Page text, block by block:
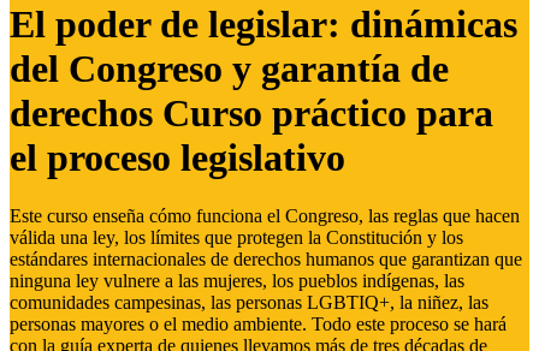
El poder de legislar: dinámicas
del Congreso y garantía de
derechos Curso práctico para
el proceso legislativo
Este curso enseña cómo funciona el Congreso, las reglas que hacen
válida una ley, los límites que protegen la Constitución y los
estándares internacionales de derechos humanos que garantizan que
ninguna ley vulnere a las mujeres, los pueblos indígenas, las
comunidades campesinas, las personas LGBTIQ+, la niñez, las
personas mayores o el medio ambiente. Todo este proceso se hará
con la guía experta de quienes llevamos más de tres décadas de